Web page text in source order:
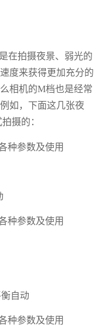
在拍摄夜景、弱光的
度来获得更加充分的
相机的M档也是经常
如，下面这几张夜
摄的：
自动